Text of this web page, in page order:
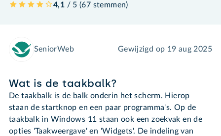
4,1 / 5 (67 stemmen)
SeniorWeb Gewijzigd op 19 aug 2025
Wat is de taakbalk?
De taakbalk is de balk onderin het scherm. Hierop
staan de startknop en een paar programma's. Op de
taakbalk in Windows 11 staan ook een zoekvak en de
opties 'Taakweergave' en 'Widgets'. De indeling van